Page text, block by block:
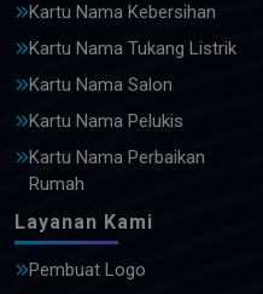
Kartu Nama Kebersihan
Kartu Nama Tukang Listrik
Kartu Nama Salon
Kartu Nama Pelukis
Kartu Nama Perbaikan
Rumah
Layanan Kami
Pembuat Logo